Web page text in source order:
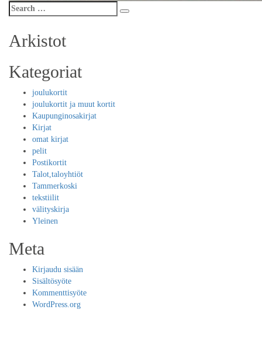
Search
for:
Arkistot
Kategoriat
joulukortit
joulukortit ja muut kortit
Kaupunginosakirjat
Kirjat
omat kirjat
pelit
Postikortit
Talot,taloyhtiöt
Tammerkoski
tekstiilit
välityskirja
Yleinen
Meta
Kirjaudu sisään
Sisältösyöte
Kommenttisyöte
WordPress.org